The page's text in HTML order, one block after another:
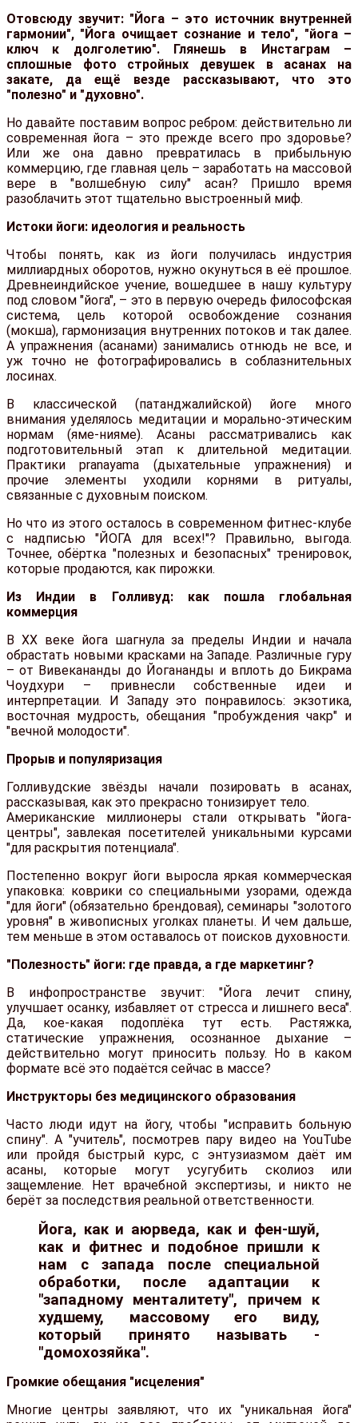
Отовсюду звучит: "Йога – это источник внутренней
гармонии", "Йога очищает сознание и тело", "йога –
ключ к долголетию". Глянешь в Инстаграм –
сплошные фото стройных девушек в асанах на
закате, да ещё везде рассказывают, что это
"полезно" и "духовно".
Но давайте поставим вопрос ребром: действительно ли
современная йога – это прежде всего про здоровье?
Или же она давно превратилась в прибыльную
коммерцию, где главная цель – заработать на массовой
вере в "волшебную силу" асан? Пришло время
разоблачить этот тщательно выстроенный миф.
Истоки йоги: идеология и реальность
Чтобы понять, как из йоги получилась индустрия
миллиардных оборотов, нужно окунуться в её прошлое.
Древнеиндийское учение, вошедшее в нашу культуру
под словом "йога", – это в первую очередь философская
система, цель которой освобождение сознания
(мокша), гармонизация внутренних потоков и так далее.
А упражнения (асанами) занимались отнюдь не все, и
уж точно не фотографировались в соблазнительных
лосинах.
В классической (патанджалийской) йоге много
внимания уделялось медитации и морально-этическим
нормам (яме-нияме). Асаны рассматривались как
подготовительный этап к длительной медитации.
Практики pranayama (дыхательные упражнения) и
прочие элементы уходили корнями в ритуалы,
связанные с духовным поиском.
Но что из этого осталось в современном фитнес-клубе
с надписью "ЙОГА для всех!"? Правильно, выгода.
Точнее, обёртка "полезных и безопасных" тренировок,
которые продаются, как пирожки.
Из Индии в Голливуд: как пошла глобальная
коммерция
В XX веке йога шагнула за пределы Индии и начала
обрастать новыми красками на Западе. Различные гуру
– от Вивекананды до Йогананды и вплоть до Бикрама
Чоудхури – привнесли собственные идеи и
интерпретации. И Западу это понравилось: экзотика,
восточная мудрость, обещания "пробуждения чакр" и
"вечной молодости".
Прорыв и популяризация
Голливудские звёзды начали позировать в асанах,
рассказывая, как это прекрасно тонизирует тело.
Американские миллионеры стали открывать "йога-
центры", завлекая посетителей уникальными курсами
"для раскрытия потенциала".
Постепенно вокруг йоги выросла яркая коммерческая
упаковка: коврики со специальными узорами, одежда
"для йоги" (обязательно брендовая), семинары "золотого
уровня" в живописных уголках планеты. И чем дальше,
тем меньше в этом оставалось от поисков духовности.
"Полезность" йоги: где правда, а где маркетинг?
В инфопространстве звучит: "Йога лечит спину,
улучшает осанку, избавляет от стресса и лишнего веса".
Да, кое-какая подоплёка тут есть. Растяжка,
статические упражнения, осознанное дыхание –
действительно могут приносить пользу. Но в каком
формате всё это подаётся сейчас в массе?
Инструкторы без медицинского образования
Часто люди идут на йогу, чтобы "исправить больную
спину". А "учитель", посмотрев пару видео на YouTube
или пройдя быстрый курс, с энтузиазмом даёт им
асаны, которые могут усугубить сколиоз или
защемление. Нет врачебной экспертизы, и никто не
берёт за последствия реальной ответственности.
Йога, как и аюрведа, как и фен-шуй,
как и фитнес и подобное пришли к
нам с запада после специальной
обработки, после адаптации к
"западному менталитету", причем к
худшему, массовому его виду,
который принято называть -
"домохозяйка".
Громкие обещания "исцеления"
Многие центры заявляют, что их "уникальная йога"